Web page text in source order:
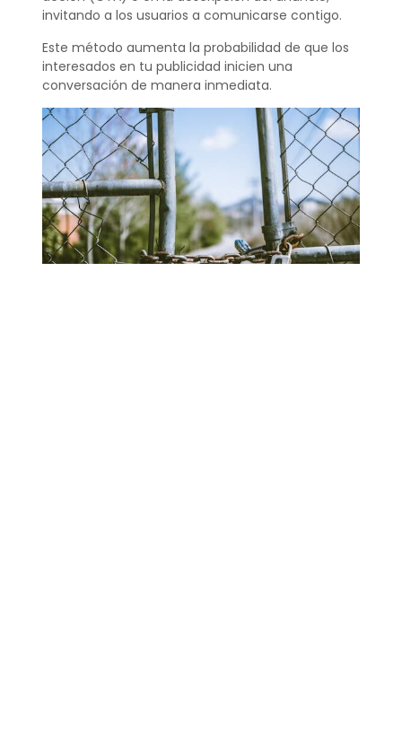
invitando a los usuarios a comunicarse contigo.
Este método aumenta la probabilidad de que los
interesados en tu publicidad inicien una
conversación de manera inmediata.